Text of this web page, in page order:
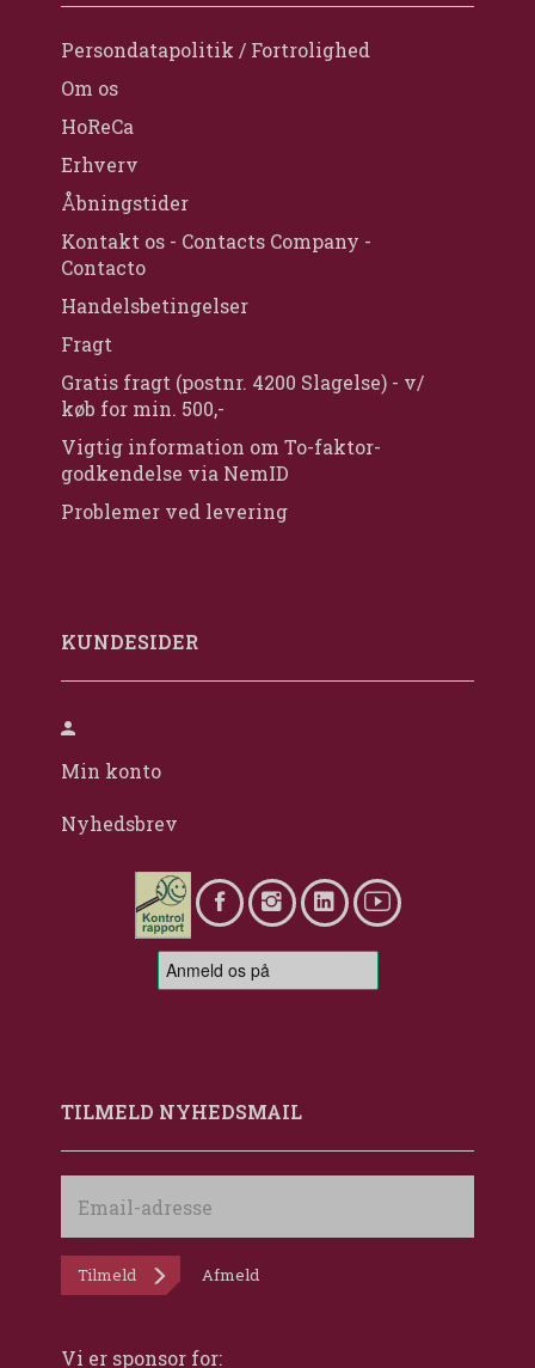
Persondatapolitik / Fortrolighed
Om os
HoReCa
Erhverv
Åbningstider
Kontakt os - Contacts Company -
Contacto
Handelsbetingelser
Fragt
Gratis fragt (postnr. 4200 Slagelse) - v/
køb for min. 500,-
Vigtig information om To-faktor-
godkendelse via NemID
Problemer ved levering
KUNDESIDER
Min konto
Nyhedsbrev
TILMELD NYHEDSMAIL
adresse
Tilmeld Afmeld
Vi er sponsor for: